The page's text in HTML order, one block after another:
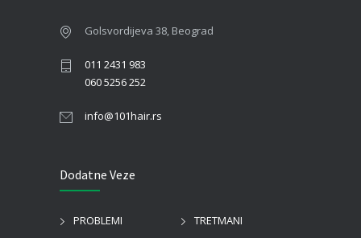
Golsvordijeva 38, Beograd
011 2431 983
060 5256 252
info@101hair.rs
Dodatne Veze
PROBLEMI
TRETMANI